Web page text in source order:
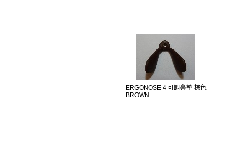
ERGONOSE 4 可調鼻墊-棕色
BROWN